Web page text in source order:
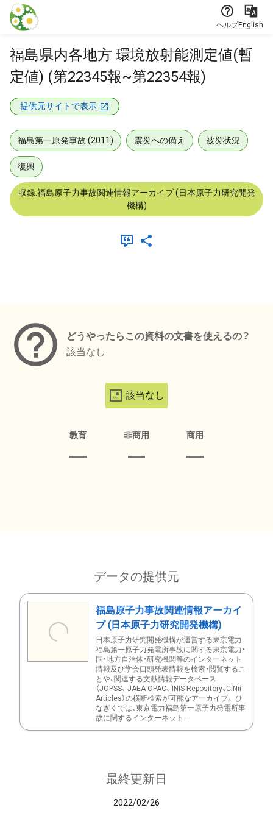
本文に飛ぶ
ヘルプEnglish
福島県内各地方 環境放射能測定値(暫
定値) (第22345報~第22354報)
提供元サイトで表示
福島第一原発事故 (2011) 震災への備え 被災状況
復興
収録:福島原子力事故関連情報アーカイブ (日本原子力研究開発
機構)
どうやったらこの資料の文書を使えるの？
該当なし
該当なし
教育 非商用 商用
データの提供元
福島原子力事故関連情報アーカイ
ブ (日本原子力研究開発機構)
日本原子力研究開発機構が運営する東京電力
福島第一原子力発電所事故に関する東京電力・
国・地方自治体・研究機関等のインターネット
情報及び学会口頭発表情報を検索・閲覧するこ
とや、関連する文献情報データベース
（JOPSS、 JAEA OPAC、 INIS Repository、CiNii
Articles）の横断検索が可能なアーカイブ。 ひ
なぎくでは、東京電力福島第一原子力発電所事
故に関するインターネット...
最終更新日
2022/02/26